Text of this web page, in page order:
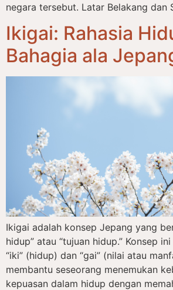
negara tersebut. Latar Belakang dan
Ikigai: Rahasia
Bahagia ala
Ikigai adalah konsep Jepang yang
hidup” atau “tujuan hidup.” Konsep
“iki” (hidup) dan “gai” (nilai atau
membantu seseorang menemukan
kepuasan dalam hidup dengan